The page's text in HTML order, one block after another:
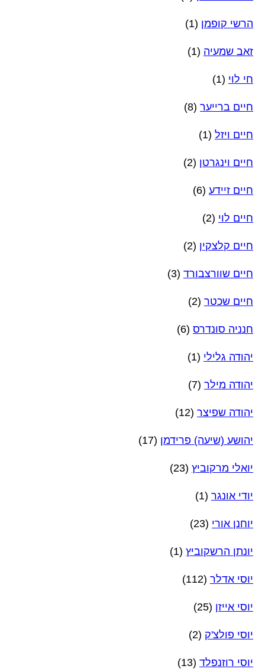
הרשי קופמן (1)
זאב שמעיה (1)
חי לוי (1)
חיים ברייער (8)
חיים ויזל (1)
חיים וינגרטן (2)
חיים זיידע (6)
חיים לוי (2)
חיים קלצקין (2)
חיים שוורצבורד (3)
חיים שכטר (2)
חנניה סונדרס (6)
יהודה גלילי (1)
יהודה מילר (7)
יהודה שפיצר (12)
יהושע (שיעה) פרידמן (17)
יואלי מרקוביץ (23)
יודי אונגר (1)
יוחנן אורי (23)
יונתן הרשקוביץ (1)
יוסי אדלר (112)
יוסי אייזן (25)
יוסי פולצ'ק (2)
יוסי רוזנפלד (13)